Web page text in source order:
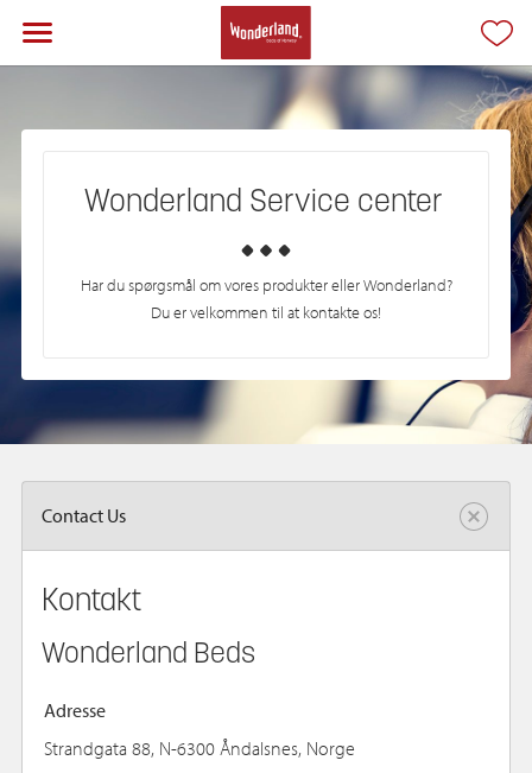
Wonderland Service center
Har du spørgsmål om vores produkter eller Wonderland?
Du er velkommen til at kontakte os!
Contact Us
Kontakt
Wonderland Beds
Adresse
Strandgata 88, N-6300 Åndalsnes, Norge